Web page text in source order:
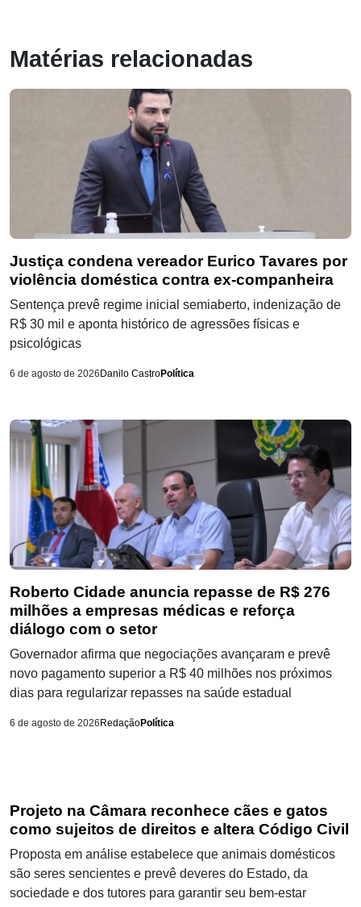
Matérias relacionadas
Justiça condena vereador Eurico Tavares por
violência doméstica contra ex-companheira
Sentença prevê regime inicial semiaberto, indenização de
R$ 30 mil e aponta histórico de agressões físicas e
psicológicas
6 de agosto de 2026 Danilo CastroPolítica
Roberto Cidade anuncia repasse de R$ 276
milhões a empresas médicas e reforça
diálogo com o setor
Governador afirma que negociações avançaram e prevê
novo pagamento superior a R$ 40 milhões nos próximos
dias para regularizar repasses na saúde estadual
6 de agosto de 2026 RedaçãoPolítica
Projeto na Câmara reconhece cães e gatos
como sujeitos de direitos e altera Código Civil
Proposta em análise estabelece que animais domésticos
são seres sencientes e prevê deveres do Estado, da
sociedade e dos tutores para garantir seu bem-estar